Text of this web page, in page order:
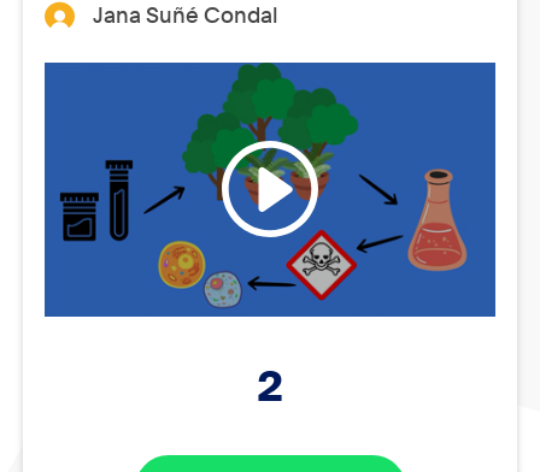
Jana Suñé Condal
2